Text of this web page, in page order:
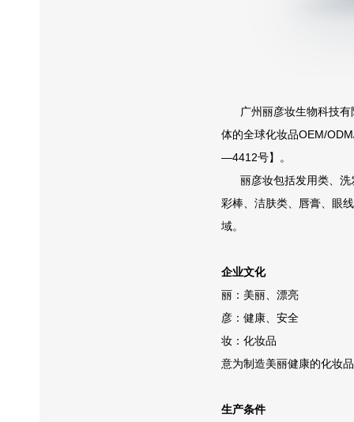
广州丽彦妆生物科技有
体的全球化妆品OEM/
—4412号】。
丽彦妆包括发用类、洗
彩棒、洁肤类、唇膏、眼
域。
企业文化
丽：美丽、漂亮
彦：健康、安全
妆：化妆品
意为制造美丽健康的化妆
生产条件